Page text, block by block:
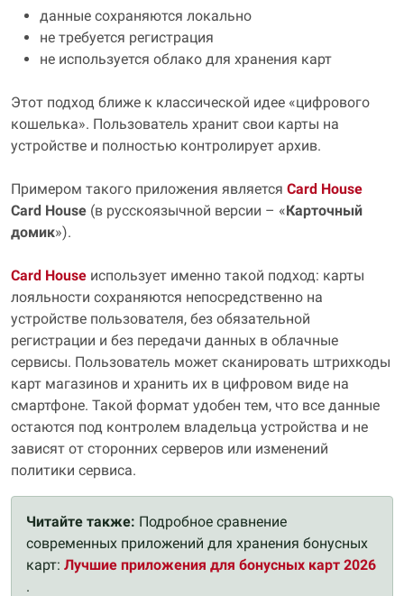
данные сохраняются локально
не требуется регистрация
не используется облако для хранения карт
Этот подход ближе к классической идее «цифрового
кошелька». Пользователь хранит свои карты на
устройстве и полностью контролирует архив.
Примером такого приложения является Card House
Card House (в русскоязычной версии – «Карточный
домик»).
Card House использует именно такой подход: карты
лояльности сохраняются непосредственно на
устройстве пользователя, без обязательной
регистрации и без передачи данных в облачные
сервисы. Пользователь может сканировать штрихкоды
карт магазинов и хранить их в цифровом виде на
смартфоне. Такой формат удобен тем, что все данные
остаются под контролем владельца устройства и не
зависят от сторонних серверов или изменений
политики сервиса.
Читайте также: Подробное сравнение
современных приложений для хранения бонусных
карт: Лучшие приложения для бонусных карт 2026
.